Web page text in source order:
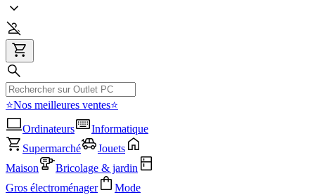
⭐Nos meilleures ventes⭐
Ordinateurs
Informatique
Supermarché
Jouets
Maison
Bricolage & jardin
Gros électroménager
Mode